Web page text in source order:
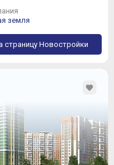
земля
страницу Новостройки